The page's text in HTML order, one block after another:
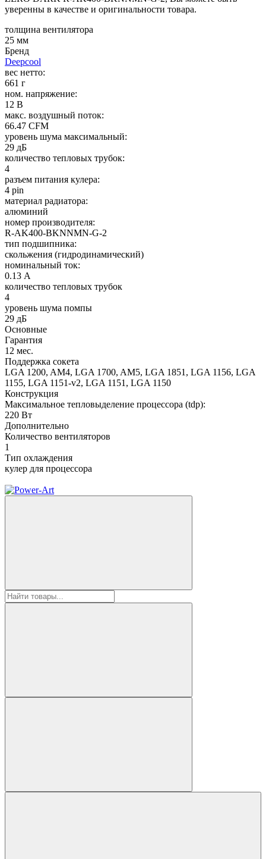
уверенны в качестве и оригинальности товара.
толщина вентилятора
25 мм
Бренд
Deepcool
вес нетто:
661 г
ном. напряжение:
12 В
макс. воздушный поток:
66.47 CFM
уровень шума максимальный:
29 дБ
количество тепловых трубок:
4
разъем питания кулера:
4 pin
материал радиатора:
алюминий
номер производителя:
R-AK400-BKNNMN-G-2
тип подшипника:
скольжения (гидродинамический)
номинальный ток:
0.13 А
количество тепловых трубок
4
уровень шума помпы
29 дБ
Основные
Гарантия
12 мес.
Поддержка сокета
LGA 1200, AM4, LGA 1700, AM5, LGA 1851, LGA 1156, LGA
1155, LGA 1151-v2, LGA 1151, LGA 1150
Конструкция
Максимальное тепловыделение процессора (tdp):
220 Вт
Дополнительно
Количество вентиляторов
1
Тип охлаждения
кулер для процессора